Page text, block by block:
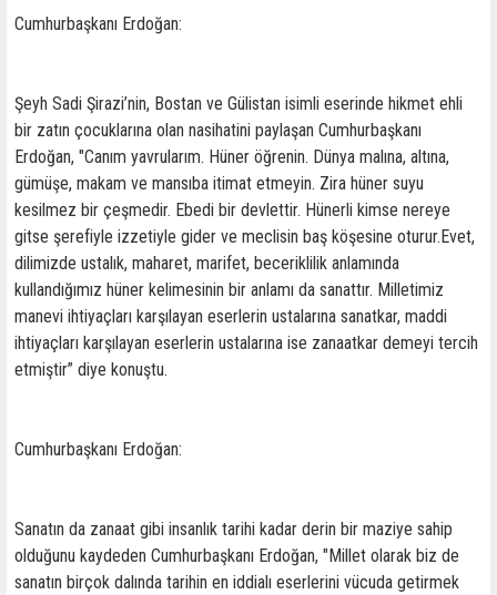
Cumhurbaşkanı Erdoğan:
Şeyh Sadi Şirazi’nin, Bostan ve Gülistan isimli eserinde hikmet ehli
bir zatın çocuklarına olan nasihatini paylaşan Cumhurbaşkanı
Erdoğan, "Canım yavrularım. Hüner öğrenin. Dünya malına, altına,
gümüşe, makam ve mansıba itimat etmeyin. Zira hüner suyu
kesilmez bir çeşmedir. Ebedi bir devlettir. Hünerli kimse nereye
gitse şerefiyle izzetiyle gider ve meclisin baş köşesine oturur.Evet,
dilimizde ustalık, maharet, marifet, beceriklilik anlamında
kullandığımız hüner kelimesinin bir anlamı da sanattır. Milletimiz
manevi ihtiyaçları karşılayan eserlerin ustalarına sanatkar, maddi
ihtiyaçları karşılayan eserlerin ustalarına ise zanaatkar demeyi tercih
etmiştir” diye konuştu.
Cumhurbaşkanı Erdoğan:
Sanatın da zanaat gibi insanlık tarihi kadar derin bir maziye sahip
olduğunu kaydeden Cumhurbaşkanı Erdoğan, "Millet olarak biz de
sanatın birçok dalında tarihin en iddialı eserlerini vücuda getirmek